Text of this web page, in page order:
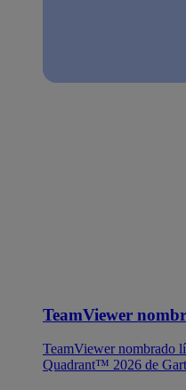
TeamViewer
TeamViewer nombrado
Quadrant™ 2026 de